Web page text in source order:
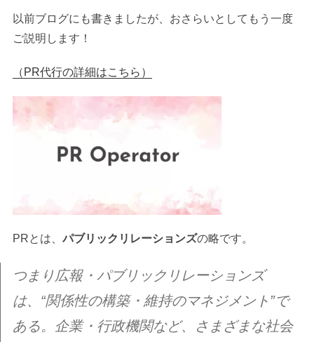
以前ブログにも書きましたが、おさらいとしてもう一度
ご説明します！
（PR代行の詳細はこちら）
PRとは、 パブリックリレーションズの略です。
つまり広報・パブリックリレーションズ
は、“関係性の構築・維持のマネジメント”で
ある。企業・行政機関など、さまざまな社会